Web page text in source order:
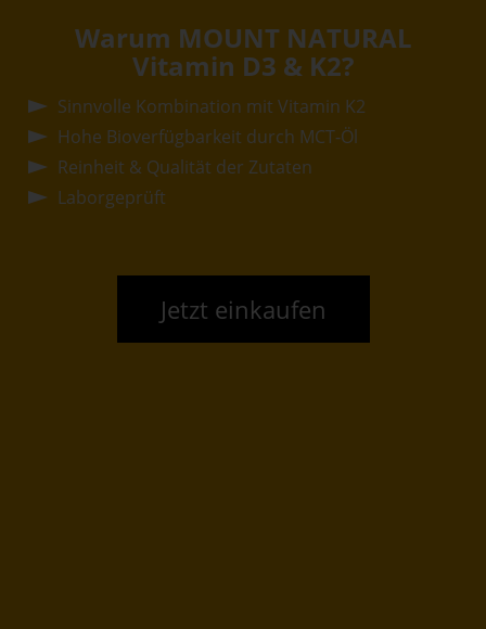
Warum MOUNT NATURAL
Vitamin D3 & K2?
Sinnvolle Kombination mit Vitamin K2
Hohe Bioverfügbarkeit durch MCT-Öl
Reinheit & Qualität der Zutaten
Laborgeprüft
Jetzt einkaufen